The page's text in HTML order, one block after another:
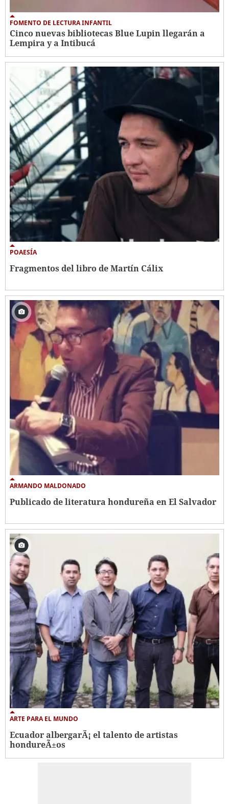
FOMENTO DE LECTURA INFANTIL
Cinco nuevas bibliotecas Blue Lupin llegarán a
Lempira y a Intibucá
POAESÍA
Fragmentos del libro de Martín Cálix
ARMANDO MALDONADO
Publicado de literatura hondureña en El Salvador
ARTE PARA EL MUNDO
Ecuador albergarÃ¡ el talento de artistas
hondureÃ±os